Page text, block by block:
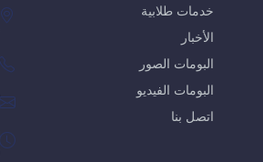
خدمات طلابية
الأخبار
البومات الصور
البومات الفيديو
اتصل بنا